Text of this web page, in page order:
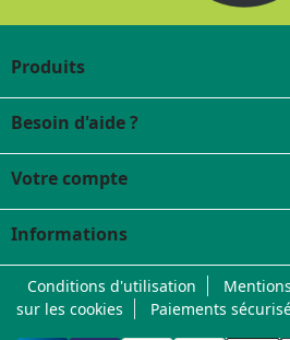
Produits
Besoin d'aide ?
Votre compte
Informations
Conditions d'utilisation
sur les cookies
Paiements